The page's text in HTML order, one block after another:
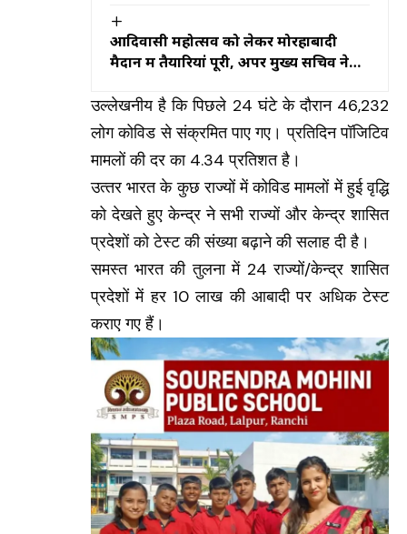
आदिवासी महोत्सव को लेकर मोरहाबादी
मैदान में तैयारियां पूरी, अपर मुख्य सचिव ने
उल्लेखनीय है कि पिछले 24 घंटे के दौरान 46,232
लोग कोविड से संक्रमित पाए गए। प्रतिदिन पॉजिटिव
मामलों की दर का 4.34 प्रतिशत है।
उत्‍तर भारत के कुछ राज्‍यों में कोविड मामलों में हुई वृद्धि
को देखते हुए केन्‍द्र ने सभी राज्‍यों और केन्‍द्र शासित
प्रदेशों को टेस्‍ट की संख्‍या बढ़ाने की सलाह दी है।
समस्‍त भारत की तुलना में 24 राज्‍यों/केन्‍द्र शासित
प्रदेशों में हर 10 लाख की आबादी पर अधिक टेस्‍ट
कराए गए हैं।